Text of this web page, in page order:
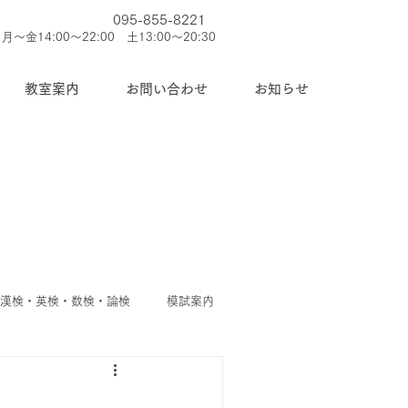
教室案内 お問い合わせ お知らせ
095-855-8221
月～金14:00～22:00 土13:00～20:30
検・英検・数検・論検 模試案内
◆今週のお知らせ